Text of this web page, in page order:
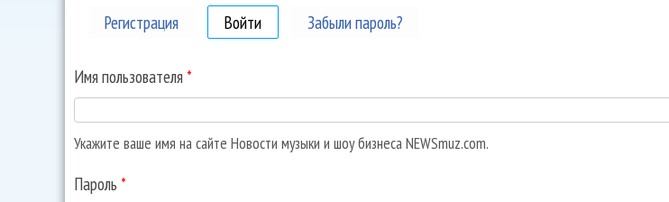
Регистрация Войти (активная вкладка)
Забыли пароль?
Имя пользователя *
Укажите ваше имя на сайте Новости музыки и шоу бизнеса NEWSmuz.com.
Пароль *